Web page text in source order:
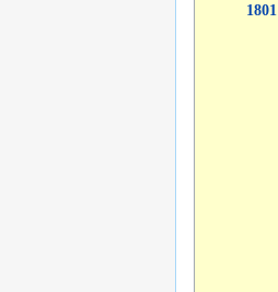
1801